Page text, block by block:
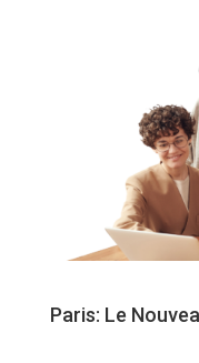
Paris: Le